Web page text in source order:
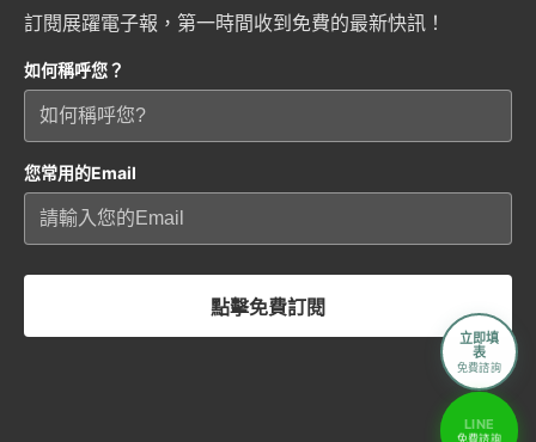
訂閱展躍電子報，第一時間收到免費的最新快訊！
如何稱呼您？
您常用的Email
點擊免費訂閱
立即填
表
免費諮詢
LINE
免費諮詢